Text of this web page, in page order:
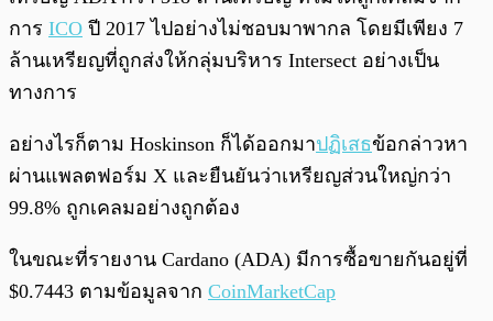
การ ICO ปี 2017 ไปอย่างไม่ชอบมาพากล โดยมีเพียง 7
ล้านเหรียญที่ถูกส่งให้กลุ่มบริหาร Intersect อย่างเป็น
ทางการ
อย่างไรก็ตาม Hoskinson ก็ได้ออกมาปฏิเสธข้อกล่าวหา
ผ่านแพลตฟอร์ม X และยืนยันว่าเหรียญส่วนใหญ่กว่า
99.8% ถูกเคลมอย่างถูกต้อง
ในขณะที่รายงาน Cardano (ADA) มีการซื้อขายกันอยู่ที่
$0.7443 ตามข้อมูลจาก CoinMarketCap